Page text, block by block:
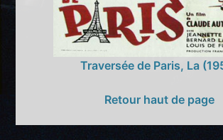
Traversée de Paris, La
Retour haut de page